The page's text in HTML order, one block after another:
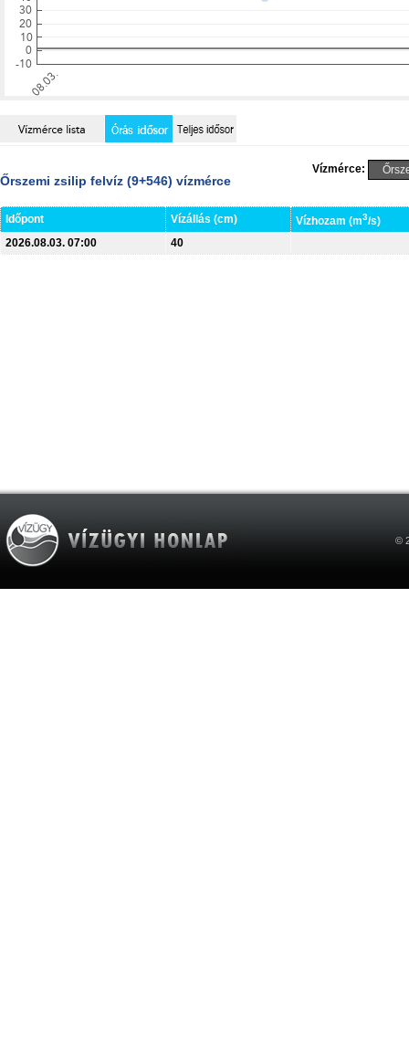
Vízmérce:
Őrszemi zsilip felvíz (9+546) vízmérce
Időpont Vízállás (cm) Vízhozam (m3/s)
2026.08.03. 07:00
40
©